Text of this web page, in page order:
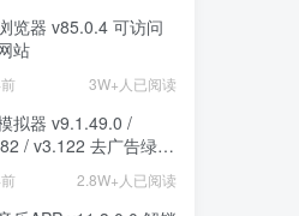
览器 v85.0.4 可访问
站
3W+人已阅读
拟器 v9.1.49.0 /
/ v3.122 去广告绿色
2.8W+人已阅读